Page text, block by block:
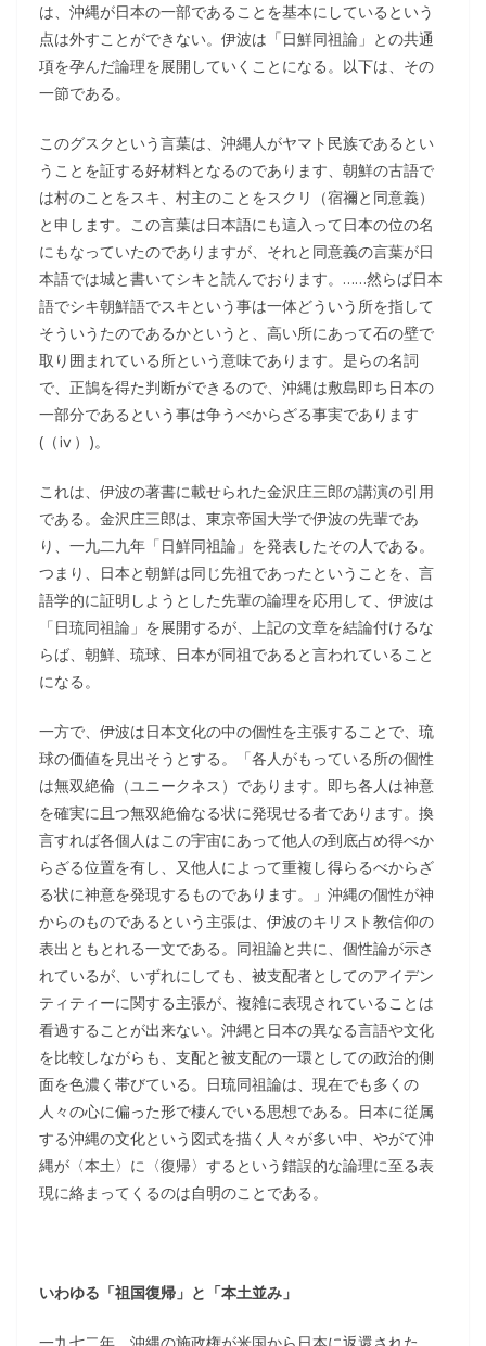
は、沖縄が日本の一部であることを基本にしているという
点は外すことができない。伊波は「日鮮同祖論」との共通
項を孕んだ論理を展開していくことになる。以下は、その
一節である。
このグスクという言葉は、沖縄人がヤマト民族であるとい
うことを証する好材料となるのであります、朝鮮の古語で
は村のことをスキ、村主のことをスクリ（宿禰と同意義）
と申します。この言葉は日本語にも這入って日本の位の名
にもなっていたのでありますが、それと同意義の言葉が日
本語では城と書いてシキと読んでおります。……然らば日本
語でシキ朝鮮語でスキという事は一体どういう所を指して
そういうたのであるかというと、高い所にあって石の壁で
取り囲まれている所という意味であります。是らの名詞
で、正鵠を得た判断ができるので、沖縄は敷島即ち日本の
一部分であるという事は争うべからざる事実であります
(（ⅳ）)。
これは、伊波の著書に載せられた金沢庄三郎の講演の引用
である。金沢庄三郎は、東京帝国大学で伊波の先輩であ
り、一九二九年「日鮮同祖論」を発表したその人である。
つまり、日本と朝鮮は同じ先祖であったということを、言
語学的に証明しようとした先輩の論理を応用して、伊波は
「日琉同祖論」を展開するが、上記の文章を結論付けるな
らば、朝鮮、琉球、日本が同祖であると言われていること
になる。
一方で、伊波は日本文化の中の個性を主張することで、琉
球の価値を見出そうとする。「各人がもっている所の個性
は無双絶倫（ユニークネス）であります。即ち各人は神意
を確実に且つ無双絶倫なる状に発現せる者であります。換
言すれば各個人はこの宇宙にあって他人の到底占め得べか
らざる位置を有し、又他人によって重複し得らるべからざ
る状に神意を発現するものであります。」沖縄の個性が神
からのものであるという主張は、伊波のキリスト教信仰の
表出ともとれる一文である。同祖論と共に、個性論が示さ
れているが、いずれにしても、被支配者としてのアイデン
ティティーに関する主張が、複雑に表現されていることは
看過することが出来ない。沖縄と日本の異なる言語や文化
を比較しながらも、支配と被支配の一環としての政治的側
面を色濃く帯びている。日琉同祖論は、現在でも多くの
人々の心に偏った形で棲んでいる思想である。日本に従属
する沖縄の文化という図式を描く人々が多い中、やがて沖
縄が〈本土〉に〈復帰〉するという錯誤的な論理に至る表
現に絡まってくるのは自明のことである。
いわゆる「祖国復帰」と「本土並み」